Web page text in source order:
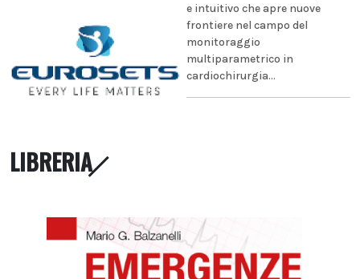
e intuitivo che apre nuove
frontiere nel campo del
monitoraggio
multiparametrico in
cardiochirurgia...
LIBRERIA